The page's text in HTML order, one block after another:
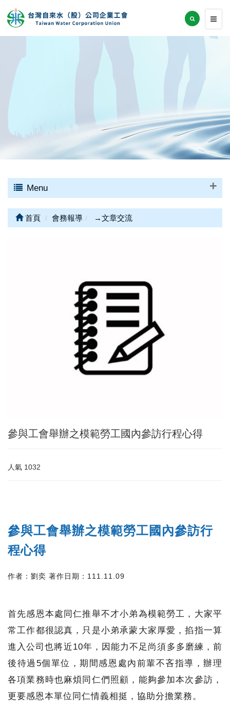
Menu
首頁 會務報導 →文章交流
參與工會舉辦之模範勞工國內參訪行程心得
人氣 1032
參與工會舉辦之模範勞工國內參訪行
程心得
作者：劉奕 著作日期：111.11.09
首先感恩本處同仁推舉不才小弟為模範勞工，大家平
常工作都很認真，只是小弟承蒙大家厚愛，掐指一算
進入公司也將近10年，因能力不足尚須多多磨練，前
後待過5個單位，期間感恩處內前輩不吝指導，辦理
各項業務時也麻煩同仁們照顧，能夠參加本次參訪，
更要感恩本單位同仁情義相挺，協助分擔業務。